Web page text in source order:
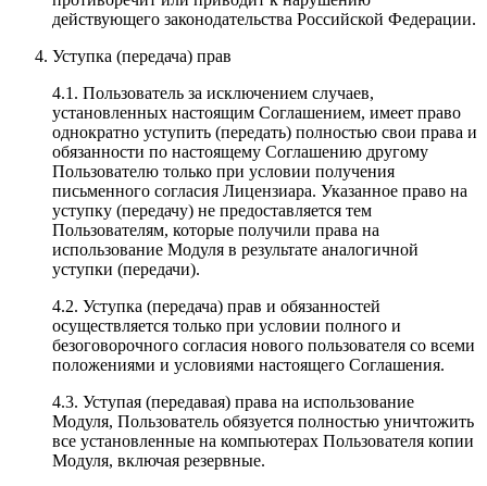
действующего законодательства Российской Федерации.
Уступка (передача) прав
4.1. Пользователь за исключением случаев,
установленных настоящим Соглашением, имеет право
однократно уступить (передать) полностью свои права и
обязанности по настоящему Соглашению другому
Пользователю только при условии получения
письменного согласия Лицензиара. Указанное право на
уступку (передачу) не предоставляется тем
Пользователям, которые получили права на
использование Модуля в результате аналогичной
уступки (передачи).
4.2. Уступка (передача) прав и обязанностей
осуществляется только при условии полного и
безоговорочного согласия нового пользователя со всеми
положениями и условиями настоящего Соглашения.
4.3. Уступая (передавая) права на использование
Модуля, Пользователь обязуется полностью уничтожить
все установленные на компьютерах Пользователя копии
Модуля, включая резервные.